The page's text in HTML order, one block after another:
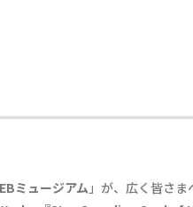
ミュージアム 」が、広く皆さ